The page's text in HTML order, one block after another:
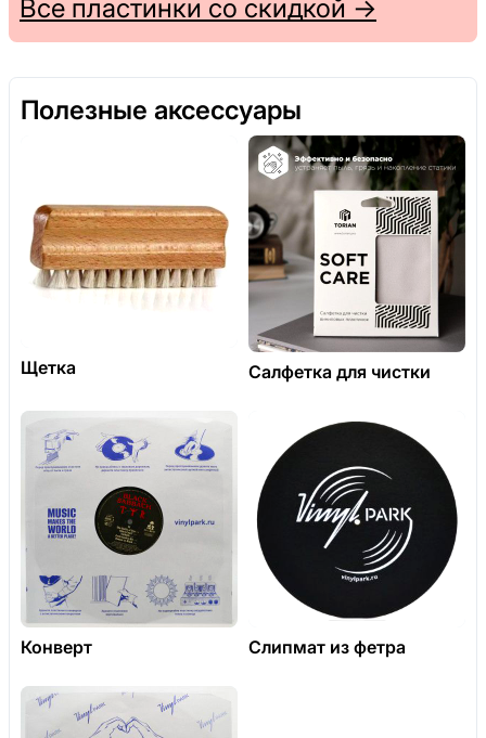
Все пластинки со скидкой →
Полезные аксессуары
Щетка Салфетка для чистки
Конверт Слипмат из фетра